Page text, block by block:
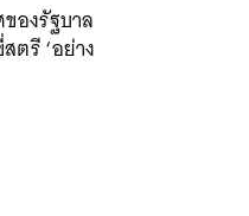
องรัฐบาล
ตรี ‘อย่าง